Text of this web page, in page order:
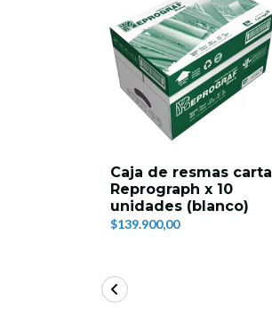
Caja de resmas carta
Reprograph x 10
unidades (blanco)
$139.900,00